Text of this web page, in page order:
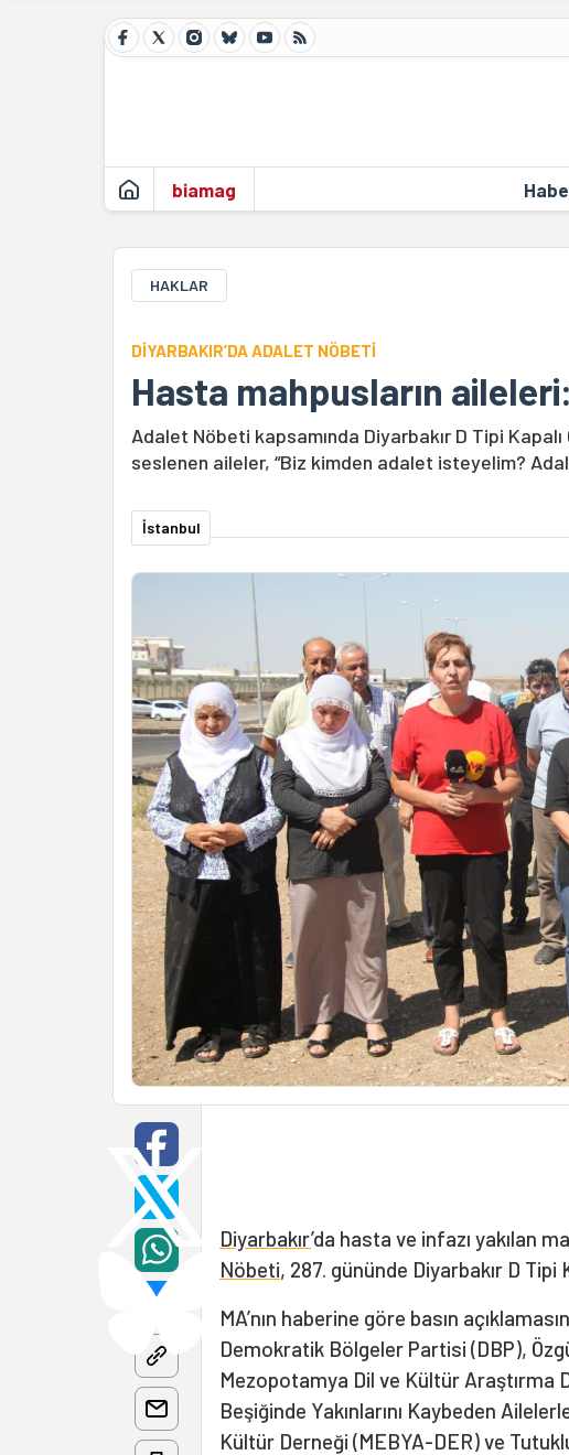
biamag
HAKLAR
DİYARBAKIR’DA ADALET NÖBETİ
Hasta mahpusların
Adalet Nöbeti kapsamında Diyarbakır D Tipi
seslenen aileler, “Biz kimden adalet isteyelim?
İstanbul
Diyarbakır’da hasta ve infazı yakılan
Nöbeti, 287. gününde Diyarbakır D Tipi
MA’nın haberine göre basın
Demokratik Bölgeler Partisi (DBP),
Mezopotamya Dil ve Kültür Araştırma
Beşiğinde Yakınlarını Kaybeden
Kültür Derneği (MEBYA-DER) ve